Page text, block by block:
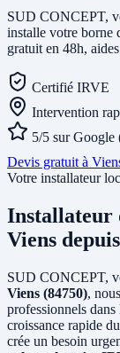
SUD CONCEPT,
installe votre borne
gratuit en 48h,
Certifié IRVE
Intervention
5/5 sur Google
Devis gratuit à
Votre installateur
Installateur
Viens
SUD CONCEPT,
Viens (84750),
professionnels dans
croissance rapide
crée un besoin